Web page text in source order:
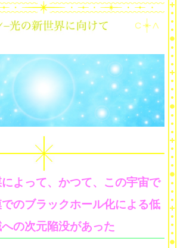
よって、かつて、この宇宙で
のブラックホール化による低
の次元陥没があった